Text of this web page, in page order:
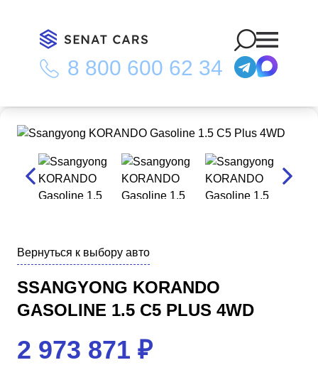
8 800 600 62 34
Главная Каталог/Ssangyong KORANDO Gasoline 1.5 C5 Plus
4WD
Вернуться к выбору авто
SSANGYONG KORANDO
GASOLINE 1.5 C5 PLUS 4WD
2 973 871 ₽